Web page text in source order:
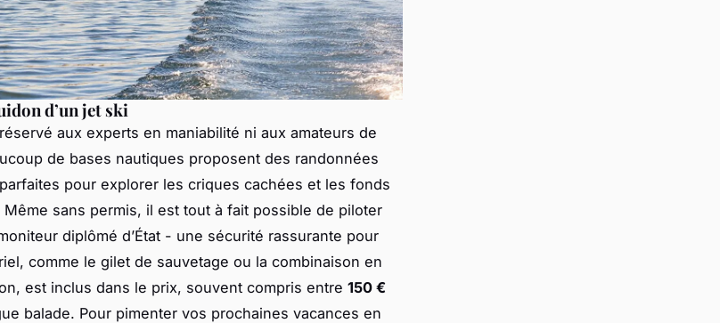
d’un jet ski
aux experts en maniabilité ni aux amateurs de
de bases nautiques proposent des randonnées
pour explorer les criques cachées et les fonds
sans permis, il est tout à fait possible de piloter
diplômé d’État - une sécurité rassurante pour
comme le gilet de sauvetage ou la combinaison en
est inclus dans le prix, souvent compris entre 150 €
balade. Pour pimenter vos prochaines vacances en